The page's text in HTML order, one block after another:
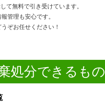
て無料で引き受けています。
管理も安心です。
ぞお任せください！
処分できるもの